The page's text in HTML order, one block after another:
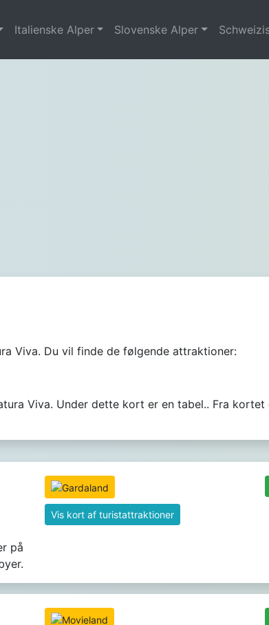
Italienske Alper Slovenske Alper
Viva. Du vil finde de følgende attraktioner:
Viva. Under dette kort er en tabel.. Fra
på
Vis kort af turistattraktioner